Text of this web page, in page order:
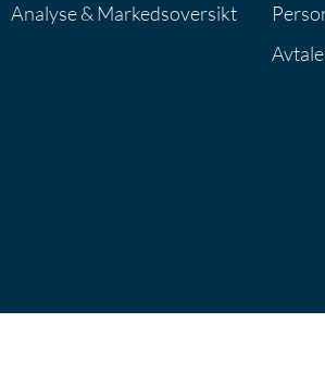
Analyse & Markedsoversikt